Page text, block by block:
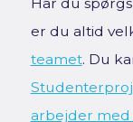
er du altid
teamet. Du
arbejder med